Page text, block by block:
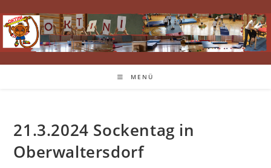
Inhalt
springen
MENÜ
21.3.2024 Sockentag in
Oberwaltersdorf